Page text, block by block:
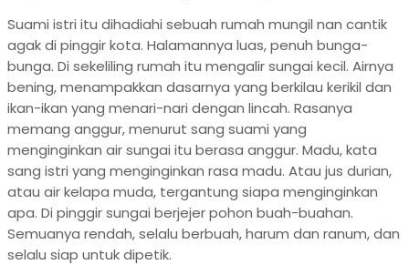
Suami istri itu dihadiahi sebuah rumah mungil nan cantik
agak di pinggir kota. Halamannya luas, penuh bunga-
bunga. Di sekeliling rumah itu mengalir sungai kecil. Airnya
bening, menampakkan dasarnya yang berkilau kerikil dan
ikan-ikan yang menari-nari dengan lincah. Rasanya
memang anggur, menurut sang suami yang
menginginkan air sungai itu berasa anggur. Madu, kata
sang istri yang menginginkan rasa madu. Atau jus durian,
atau air kelapa muda, tergantung siapa menginginkan
apa. Di pinggir sungai berjejer pohon buah-buahan.
Semuanya rendah, selalu berbuah, harum dan ranum, dan
selalu siap untuk dipetik.